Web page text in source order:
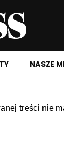
NASZE
treści nie